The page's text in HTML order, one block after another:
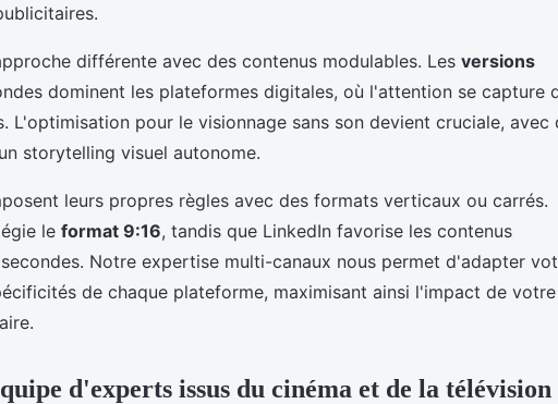
différente avec des contenus modulables. Les versions
dominent les plateformes digitales, où l'attention se capture
L'optimisation pour le visionnage sans son devient cruciale, avec
storytelling visuel autonome.
leurs propres règles avec des formats verticaux ou carrés.
le format 9:16, tandis que LinkedIn favorise les contenus
Notre expertise multi-canaux nous permet d'adapter
de chaque plateforme, maximisant ainsi l'impact de votre
d'experts issus du cinéma et de la télévision